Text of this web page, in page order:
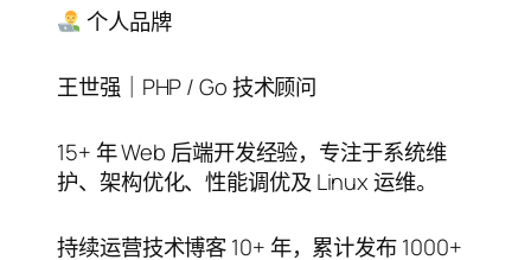
录 个人品牌
王世强｜PHP / Go 技术顾问
15+ 年 Web 后端开发经验，专注于系统维
护、架构优化、性能调优及 Linux 运维。
持续运营技术博客 10+ 年，累计发布 1000+